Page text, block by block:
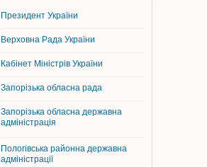
Президент України
Верховна Рада України
Кабінет Міністрів України
Запорізька обласна рада
Запорізька обласна державна
адміністрація
Пологівська районна державна
адміністрації